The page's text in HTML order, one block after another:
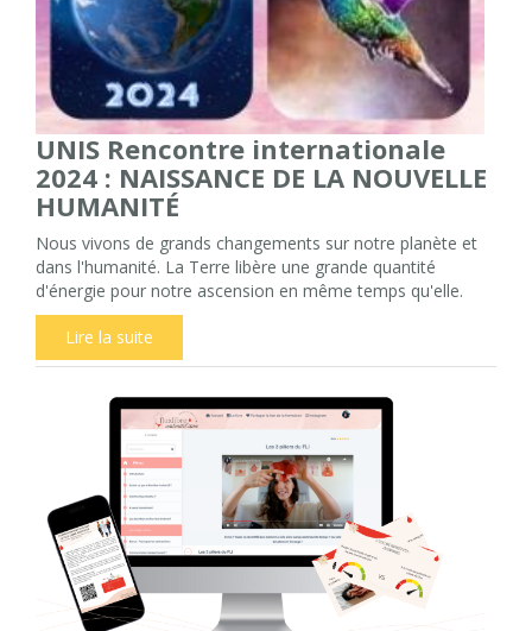
UNIS Rencontre internationale
2024 : NAISSANCE DE LA NOUVELLE
HUMANITÉ
Nous vivons de grands changements sur notre planète et
dans l'humanité. La Terre libère une grande quantité
d'énergie pour notre ascension en même temps qu'elle.
Lire la suite